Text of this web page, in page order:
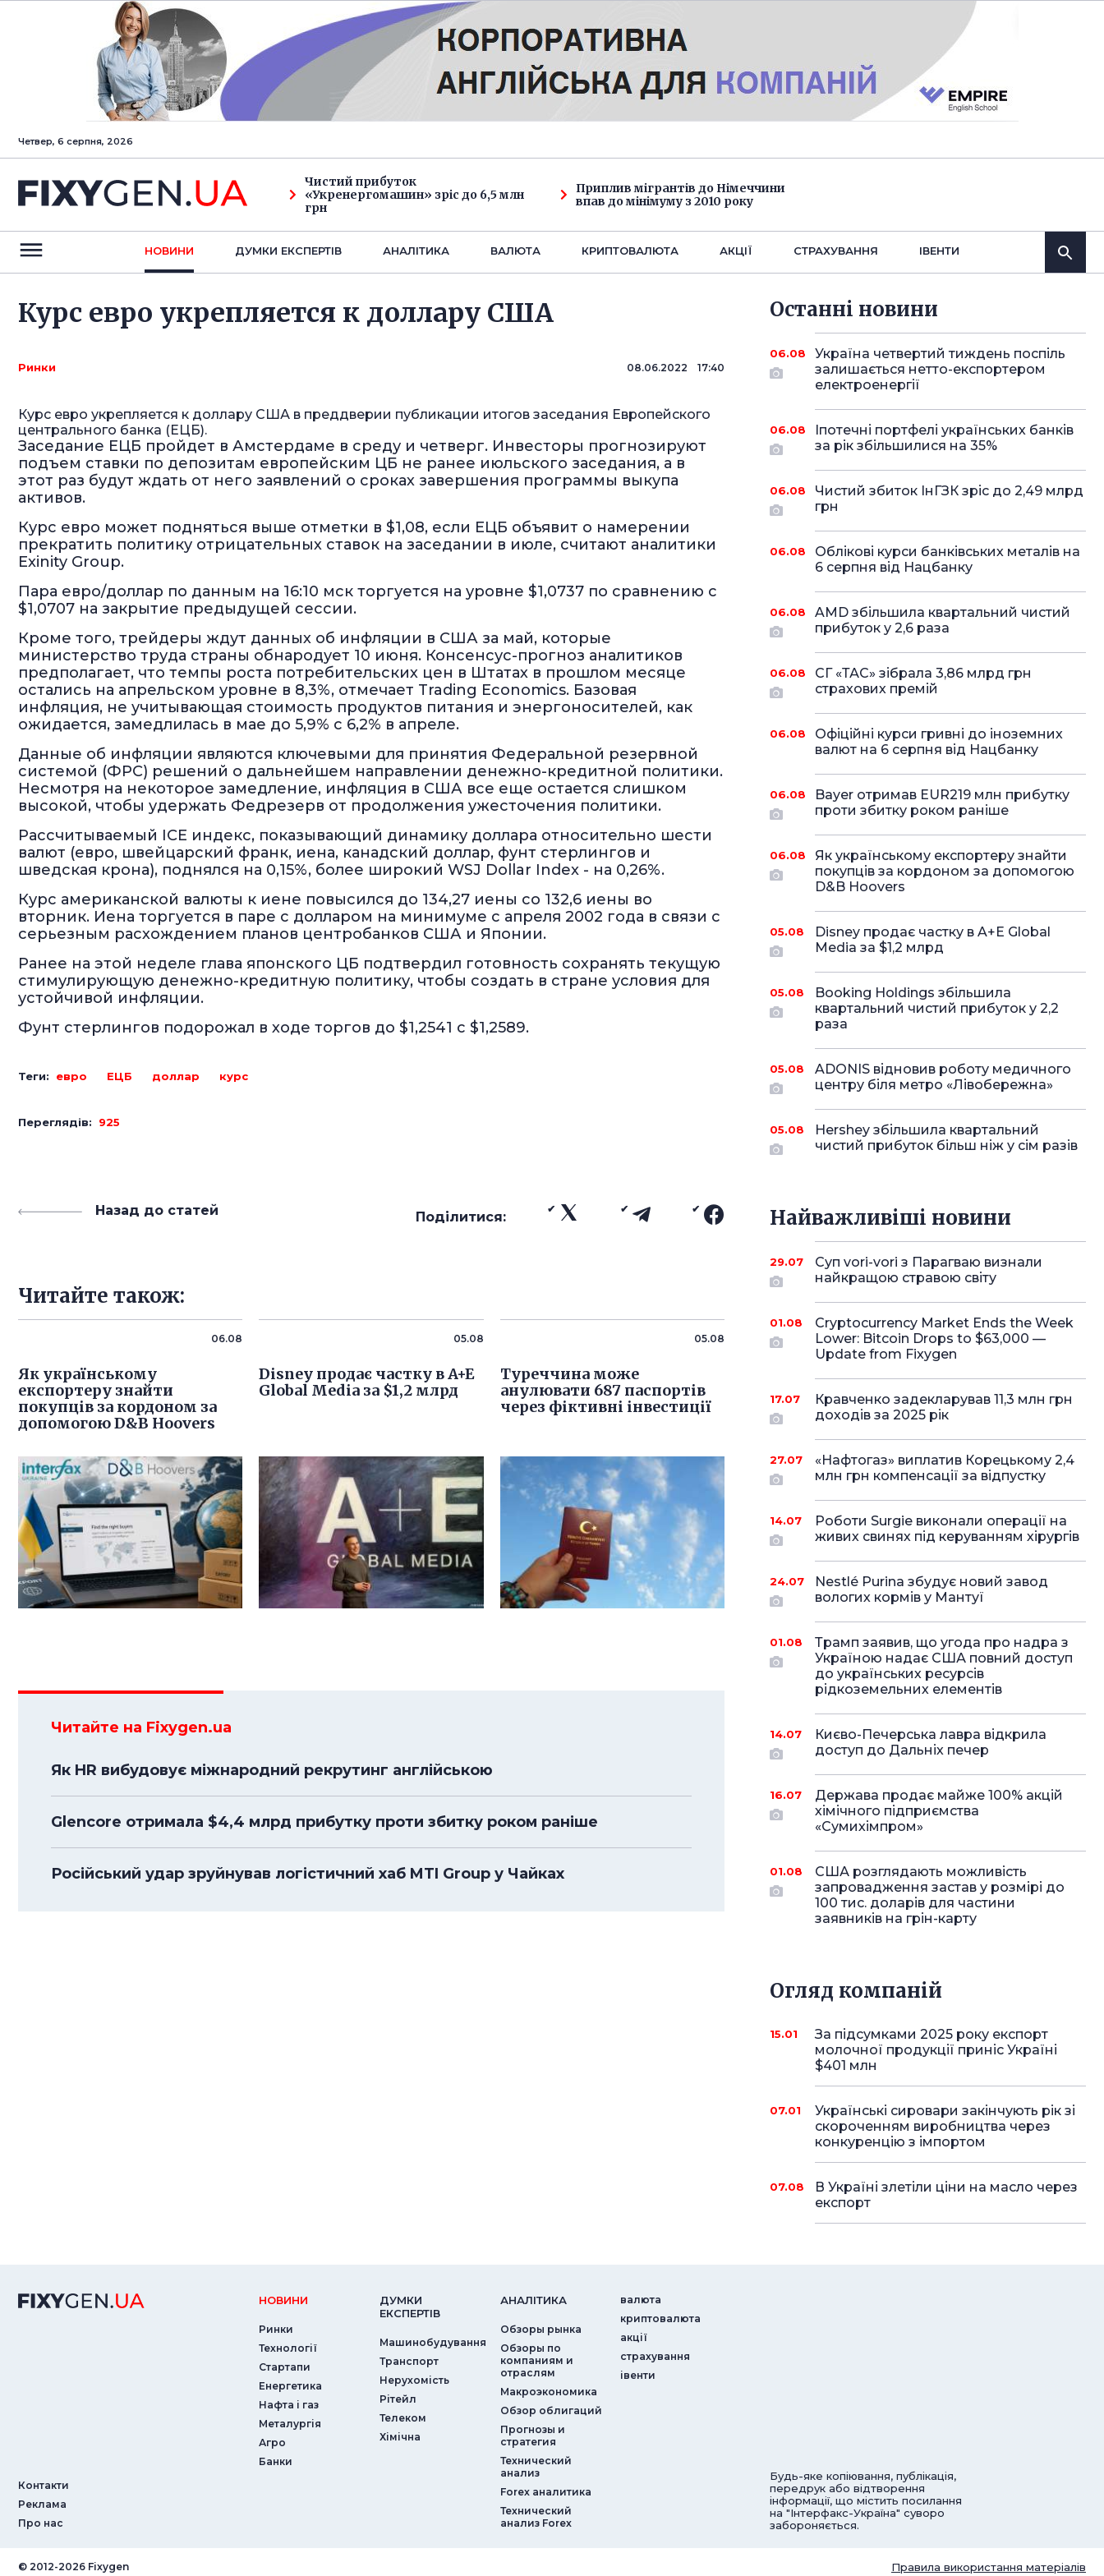
Четвер, 6 серпня, 2026
Чистий прибуток
«Укренергомашин» зріс до 6,5 млн
грн
Приплив мігрантів до Німеччини
впав до мінімуму з 2010 року
НОВИНИ ДУМКИ ЕКСПЕРТIВ АНАЛIТИКА ВАЛЮТА КРИПТОВАЛЮТА АКЦІЇ СТРАХУВАННЯ IВЕНТИ
Курс евро укрепляется к доллару США
Ринки 08.06.2022 17:40
Курс евро укрепляется к доллару США в преддверии публикации итогов заседания Европейского
центрального банка (ЕЦБ).
Заседание ЕЦБ пройдет в Амстердаме в среду и четверг. Инвесторы прогнозируют
подъем ставки по депозитам европейским ЦБ не ранее июльского заседания, а в
этот раз будут ждать от него заявлений о сроках завершения программы выкупа
активов.
Курс евро может подняться выше отметки в $1,08, если ЕЦБ объявит о намерении
прекратить политику отрицательных ставок на заседании в июле, считают аналитики
Exinity Group.
Пара евро/доллар по данным на 16:10 мск торгуется на уровне $1,0737 по сравнению с
$1,0707 на закрытие предыдущей сессии.
Кроме того, трейдеры ждут данных об инфляции в США за май, которые
министерство труда страны обнародует 10 июня. Консенсус-прогноз аналитиков
предполагает, что темпы роста потребительских цен в Штатах в прошлом месяце
остались на апрельском уровне в 8,3%, отмечает Trading Economics. Базовая
инфляция, не учитывающая стоимость продуктов питания и энергоносителей, как
ожидается, замедлилась в мае до 5,9% с 6,2% в апреле.
Данные об инфляции являются ключевыми для принятия Федеральной резервной
системой (ФРС) решений о дальнейшем направлении денежно-кредитной политики.
Несмотря на некоторое замедление, инфляция в США все еще остается слишком
высокой, чтобы удержать Федрезерв от продолжения ужесточения политики.
Рассчитываемый ICE индекс, показывающий динамику доллара относительно шести
валют (евро, швейцарский франк, иена, канадский доллар, фунт стерлингов и
шведская крона), поднялся на 0,15%, более широкий WSJ Dollar Index - на 0,26%.
Курс американской валюты к иене повысился до 134,27 иены со 132,6 иены во
вторник. Иена торгуется в паре с долларом на минимуме с апреля 2002 года в связи с
серьезным расхождением планов центробанков США и Японии.
Ранее на этой неделе глава японского ЦБ подтвердил готовность сохранять текущую
стимулирующую денежно-кредитную политику, чтобы создать в стране условия для
устойчивой инфляции.
Фунт стерлингов подорожал в ходе торгов до $1,2541 с $1,2589.
Теги: евро ЕЦБ доллар курс
Переглядів: 925
Назад до статей Поділитися:
Читайте також:
06.08
Як українському
експортеру знайти
покупців за кордоном за
допомогою D&B Hoovers
05.08
Disney продає частку в A+E
Global Media за $1,2 млрд
05.08
Туреччина може
анулювати 687 паспортів
через фіктивні інвестиції
Читайте на Fixygen.ua
Як HR вибудовує міжнародний рекрутинг англійською
Glencore отримала $4,4 млрд прибутку проти збитку роком раніше
Російський удар зруйнував логістичний хаб MTI Group у Чайках
Останнi новини
06.08
Україна четвертий тиждень поспіль
залишається нетто-експортером
електроенергії
06.08
Іпотечні портфелі українських банків
за рік збільшилися на 35%
06.08
Чистий збиток ІнГЗК зріс до 2,49 млрд
грн
06.08
Облікові курси банківських металів на
6 серпня від Нацбанку
06.08
AMD збільшила квартальний чистий
прибуток у 2,6 раза
06.08
СГ «ТАС» зібрала 3,86 млрд грн
страхових премій
06.08
Офіційні курси гривні до іноземних
валют на 6 серпня від Нацбанку
06.08
Bayer отримав EUR219 млн прибутку
проти збитку роком раніше
06.08
Як українському експортеру знайти
покупців за кордоном за допомогою
D&B Hoovers
05.08
Disney продає частку в A+E Global
Media за $1,2 млрд
05.08
Booking Holdings збільшила
квартальний чистий прибуток у 2,2
раза
05.08
ADONIS відновив роботу медичного
центру біля метро «Лівобережна»
05.08
Hershey збільшила квартальний
чистий прибуток більш ніж у сім разів
Найважливіші новини
29.07
Суп vori-vori з Парагваю визнали
найкращою стравою світу
01.08
Cryptocurrency Market Ends the Week
Lower: Bitcoin Drops to $63,000 —
Update from Fixygen
17.07
Кравченко задекларував 11,3 млн грн
доходів за 2025 рік
27.07
«Нафтогаз» виплатив Корецькому 2,4
млн грн компенсації за відпустку
14.07
Роботи Surgie виконали операції на
живих свинях під керуванням хірургів
24.07
Nestlé Purina збудує новий завод
вологих кормів у Мантуї
01.08
Трамп заявив, що угода про надра з
Україною надає США повний доступ
до українських ресурсів
рідкоземельних елементів
14.07
Києво-Печерська лавра відкрила
доступ до Дальніх печер
16.07
Держава продає майже 100% акцій
хімічного підприємства
«Сумихімпром»
01.08
США розглядають можливість
запровадження застав у розмірі до
100 тис. доларів для частини
заявників на грін-карту
Огляд компаній
15.01
За підсумками 2025 року експорт
молочної продукції приніс Україні
$401 млн
07.01
Українські сировари закінчують рік зі
скороченням виробництва через
конкуренцію з імпортом
07.08
В Україні злетіли ціни на масло через
експорт
Контакти
Реклама
Про нас
НОВИНИ
Ринки
Технології
Стартапи
Енергетика
Нафта і газ
Металургія
Агро
Банки
ДУМКИ
ЕКСПЕРТIВ
Машинобудування
Транспорт
Нерухомість
Рітейл
Телеком
Хімічна
АНАЛIТИКА
Обзоры рынка
Обзоры по
компаниям и
отраслям
Макроэкономика
Обзор облигаций
Прогнозы и
стратегия
Технический
анализ
Forex аналитика
Технический
анализ Forex
валюта
криптовалюта
акції
страхування
iвенти
Будь-яке копіювання, публікація,
передрук або відтворення
інформації, що містить посилання
на "Інтерфакс-Україна" суворо
забороняється.
© ‎2012-2026 Fixygen Правила використання матеріалів